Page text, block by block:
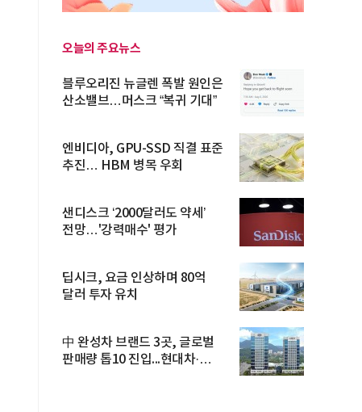
오늘의 주요뉴스
블루오리진 뉴글렌 폭발 원인은
산소밸브…머스크 “복귀 기대”
엔비디아, GPU-SSD 직결 표준
추진… HBM 병목 우회
샌디스크 ‘2000달러도 약세’
전망…'강력매수' 평가
딥시크, 요금 인상하며 80억
달러 투자 유치
中 완성차 브랜드 3곳, 글로벌
판매량 톱10 진입...현대차·